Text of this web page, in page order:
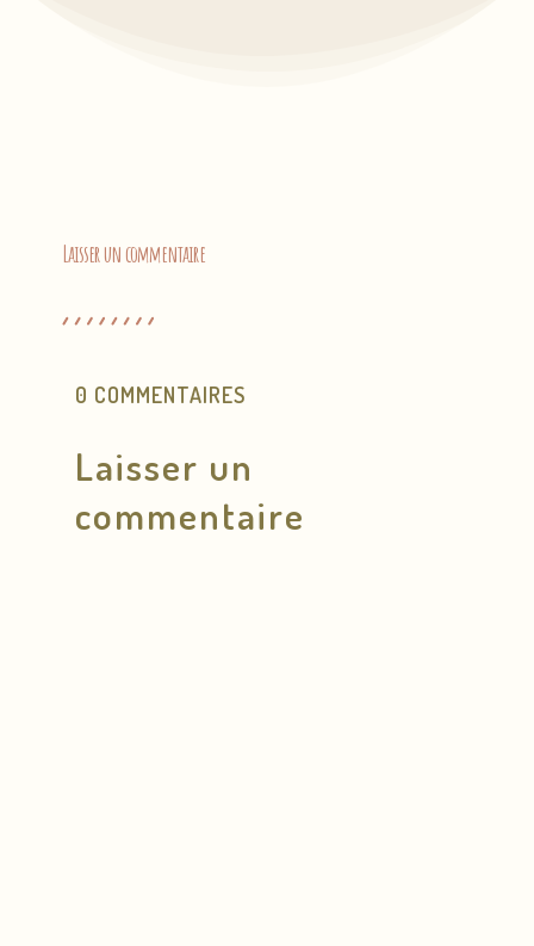
Laisser un commentaire
0 COMMENTAIRES
Laisser un
commentaire